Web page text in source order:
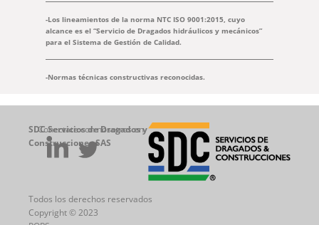
-Los lineamientos de la norma NTC ISO 9001:2015, cuyo
alcance es el “Servicio de Dragados hidráulicos y mecánicos”
para el Sistema de Gestión de Calidad.
-Normas técnicas constructivas reconocidas.
SDC Servicios de Dragados y
Construcciones SAS
Conectate con nosotros en
Todos los derechos reservados
Copyright © 2023